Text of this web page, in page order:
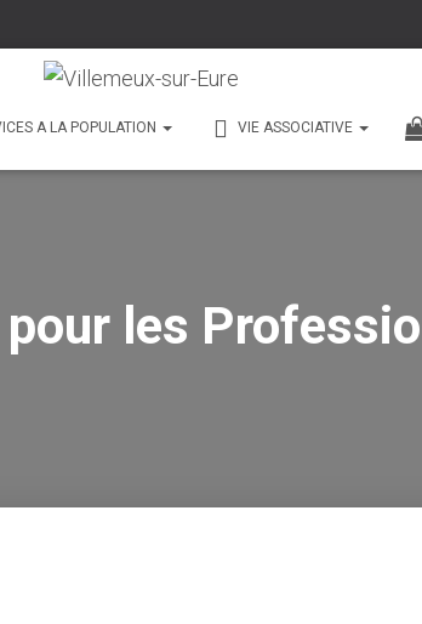
A LA POPULATION VIE ASSOCIATIVE
les